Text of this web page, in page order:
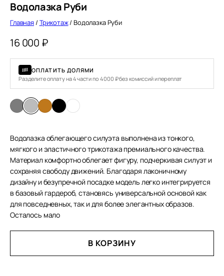
Водолазка Руби
Главная / Трикотаж/ Водолазка Руби
16 000 ₽
ОПЛАТИТЬ ДОЛЯМИ
Разделите оплату на 4 части по 4 000 ₽ без комиссий и переплат
Водолазка облегающего силуэта выполнена из тонкого,
мягкого и эластичного трикотажа премиального качества.
Материал комфортно облегает фигуру, подчеркивая силуэт и
сохраняя свободу движений. Благодаря лаконичному
дизайну и безупречной посадке модель легко интегрируется
в базовый гардероб, становясь универсальной основой как
для повседневных, так и для более элегантных образов.
Осталось мало
В КОРЗИНУ